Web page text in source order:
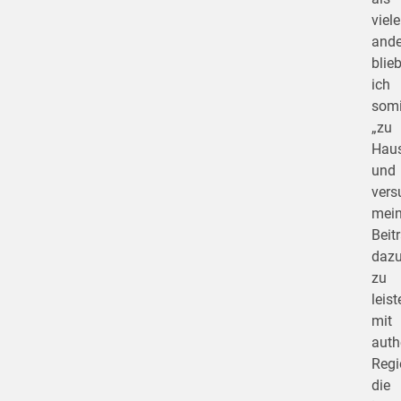
viele
blieb
ich
„zu
und
zu
mit
die